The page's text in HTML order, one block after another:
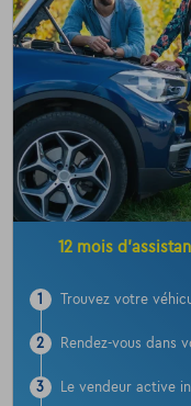
12 mois
1 Trouvez votre
2 Rendez-vous dans
3 Le vendeur active